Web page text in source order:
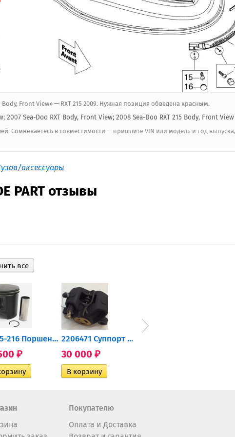
Body, Front View» — RXT 215 2009. Нужная позиция обведена красным.
2007 Sea-Doo RXT Body, Front View; 2008 Sea-Doo RXT 215 Body, Front View
Сомневаетесь в совместимости — пришлите VIN или модель и год выпуска,
аксессуары
PART отзывы
0905-216 Поршень Arctic Cat...
₽
2206471 Суппорт тормозной...
30 000 ₽
Покупателю
Оплата и Доставка